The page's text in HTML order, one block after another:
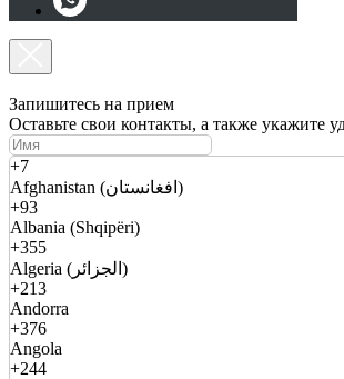
Запишитесь на прием
Оставьте свои контакты, а также укажите
+7
Afghanistan (افغانستان)
+93
Albania (Shqipëri)
+355
Algeria (الجزائر)
+213
Andorra
+376
Angola
+244